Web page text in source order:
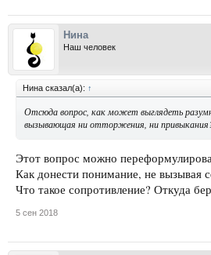
Нина
Наш человек
Нина сказал(а): ↑
Отсюда вопрос, как может выглядеть
вызывающая ни отторжения, ни
Этот вопрос можно
Как донести понимание, не вызывая
Что такое сопротивление? Откуда
5 сен 2018